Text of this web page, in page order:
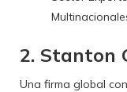
2. Stanton
Una firma global